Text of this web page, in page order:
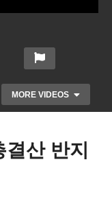
MORE VIDEOS
산 반지